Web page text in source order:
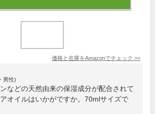
価格と在庫をAmazonでチェック >>
男性)
などの天然由来の保湿成分が配合されて
オイルはいかがですか。70mlサイズで